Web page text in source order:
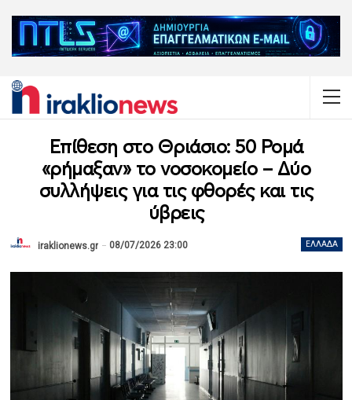
Επίθεση στο Θριάσιο: 50 Ρομά
«ρήμαξαν» το νοσοκομείο – Δύο
συλλήψεις για τις φθορές και τις
ύβρεις
ΕΛΛΆΔΑ
iraklionews.gr 08/07/2026 23:00